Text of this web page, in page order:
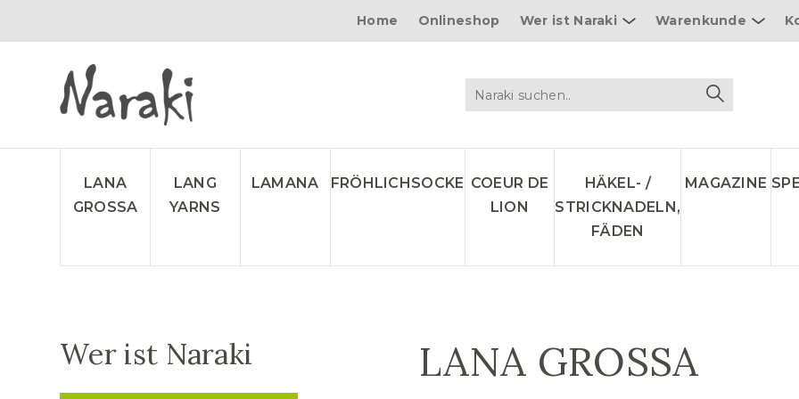
Home Onlineshop Wer ist Naraki Warenkunde
LANA
GROSSA
LANG
YARNS
LAMANA FRÖHLICHSOCKE COEUR DE
LION
HÄKEL- /
STRICKNADELN,
FÄDEN
MAGAZINE
LANA GROSSA
Wer ist Naraki